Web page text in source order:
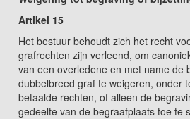
Artikel 15
Het bestuur behoudt zich het recht
grafrechten zijn verleend, om
van een overledene en met name de
dubbelbreed graf te weigeren, onder
betaalde rechten, of alleen de
gedeelte van de begraafplaats toe te